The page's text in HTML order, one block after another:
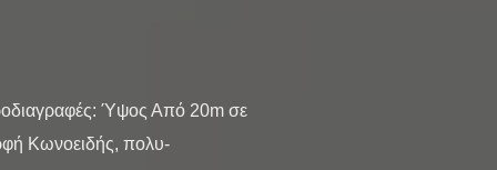
Ύψος Από 20m σε
Κωνοειδής, πολυ-